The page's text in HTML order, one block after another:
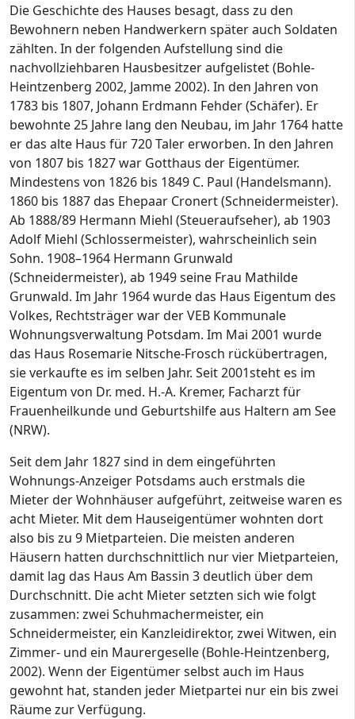
Die Geschichte des Hauses besagt, dass zu den
Bewohnern neben Handwerkern später auch Soldaten
zählten. In der folgenden Aufstellung sind die
nachvollziehbaren Hausbesitzer aufgelistet (Bohle-
Heintzenberg 2002, Jamme 2002). In den Jahren von
1783 bis 1807, Johann Erdmann Fehder (Schäfer). Er
bewohnte 25 Jahre lang den Neubau, im Jahr 1764 hatte
er das alte Haus für 720 Taler erworben. In den Jahren
von 1807 bis 1827 war Gotthaus der Eigentümer.
Mindestens von 1826 bis 1849 C. Paul (Handelsmann).
1860 bis 1887 das Ehepaar Cronert (Schneidermeister).
Ab 1888/89 Hermann Miehl (Steueraufseher), ab 1903
Adolf Miehl (Schlossermeister), wahrscheinlich sein
Sohn. 1908–1964 Hermann Grunwald
(Schneidermeister), ab 1949 seine Frau Mathilde
Grunwald. Im Jahr 1964 wurde das Haus Eigentum des
Volkes, Rechtsträger war der VEB Kommunale
Wohnungsverwaltung Potsdam. Im Mai 2001 wurde
das Haus Rosemarie Nitsche-Frosch rückübertragen,
sie verkaufte es im selben Jahr. Seit 2001steht es im
Eigentum von Dr. med. H.-A. Kremer, Facharzt für
Frauenheilkunde und Geburtshilfe aus Haltern am See
(NRW).
Seit dem Jahr 1827 sind in dem eingeführten
Wohnungs-Anzeiger Potsdams auch erstmals die
Mieter der Wohnhäuser aufgeführt, zeitweise waren es
acht Mieter. Mit dem Hauseigentümer wohnten dort
also bis zu 9 Mietparteien. Die meisten anderen
Häusern hatten durchschnittlich nur vier Mietparteien,
damit lag das Haus Am Bassin 3 deutlich über dem
Durchschnitt. Die acht Mieter setzten sich wie folgt
zusammen: zwei Schuhmachermeister, ein
Schneidermeister, ein Kanzleidirektor, zwei Witwen, ein
Zimmer- und ein Maurergeselle (Bohle-Heintzenberg,
2002). Wenn der Eigentümer selbst auch im Haus
gewohnt hat, standen jeder Mietpartei nur ein bis zwei
Räume zur Verfügung.